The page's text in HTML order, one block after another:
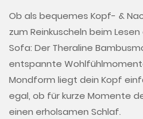
Ob als bequemes Kopf- &
zum Reinkuscheln beim
Sofa: Der Theraline
entspannte
Mondform liegt dein Kopf
egal, ob für kurze Momente
einen erholsamen Schlaf.